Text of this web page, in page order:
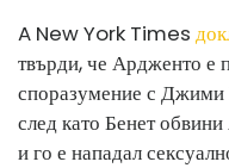
A New York Times
твърди, че Ардженто е
споразумение с Джими
след като Бенет
и го е нападал